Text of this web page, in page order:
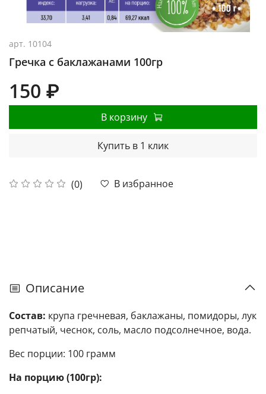
арт. 10104
Гречка с баклажанами 100гр
(0) В избранное
150 ₽
В корзину
Купить в 1 клик
Описание
Состав: крупа гречневая, баклажаны, помидоры, лук
репчатый, чеснок, соль, масло подсолнечное, вода.
Вес порции: 100 грамм
На порцию (100гр):